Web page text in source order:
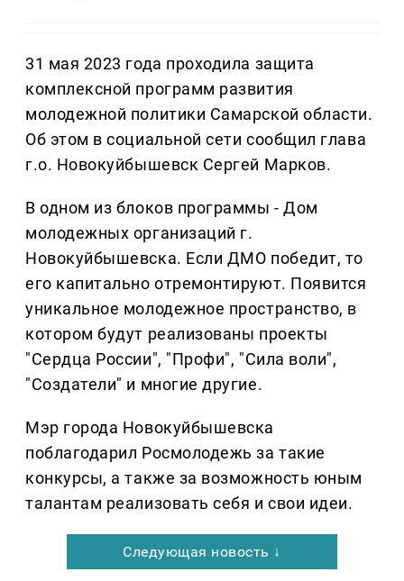
31 мая 2023 года проходила защита
комплексной программ развития
молодежной политики Самарской области.
Об этом в социальной сети сообщил глава
г.о. Новокуйбышевск Сергей Марков.
В одном из блоков программы - Дом
молодежных организаций г.
Новокуйбышевска. Если ДМО победит, то
его капитально отремонтируют. Появится
уникальное молодежное пространство, в
котором будут реализованы проекты
"Сердца России", "Профи", "Сила воли",
"Создатели" и многие другие.
Мэр города Новокуйбышевска
поблагодарил Росмолодежь за такие
конкурсы, а также за возможность юным
талантам реализовать себя и свои идеи.
Следующая новость ↓